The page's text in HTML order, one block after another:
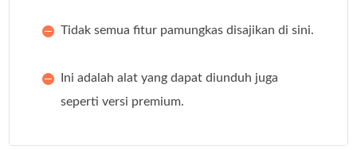
Tidak semua fitur pamungkas disajikan di sini.
Ini adalah alat yang dapat diunduh juga
seperti versi premium.